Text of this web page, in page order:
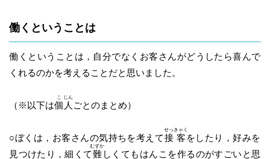
働くということは
働くということは，自分でなくお客さんがどうしたら喜んで
くれるのかを考えることだと思いました。
（※以下は個
こ
人
じん
ごとのまとめ）
○ぼくは，お客さんの気持ちを考えて接
せっ
客
きゃく
をしたり，好みを
見つけたり，細くて難
むずか
しくてもはんこを作るのがすごいと思